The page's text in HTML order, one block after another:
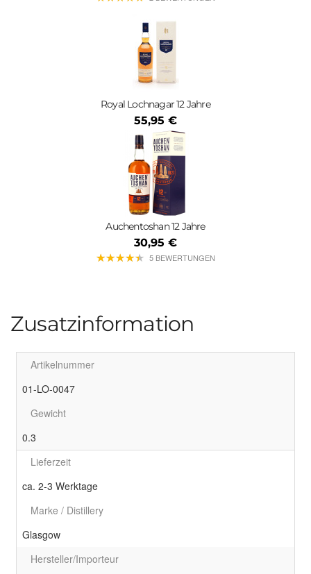
Royal Lochnagar 12 Jahre
55,95 €
Auchentoshan 12 Jahre
30,95 €
★★★★★
★★★★★ 5 BEWERTUNGEN
Zusatzinformation
Artikelnummer
01-LO-0047
Gewicht
0.3
Lieferzeit
ca. 2-3 Werktage
Marke / Distillery
Glasgow
Hersteller/Importeur